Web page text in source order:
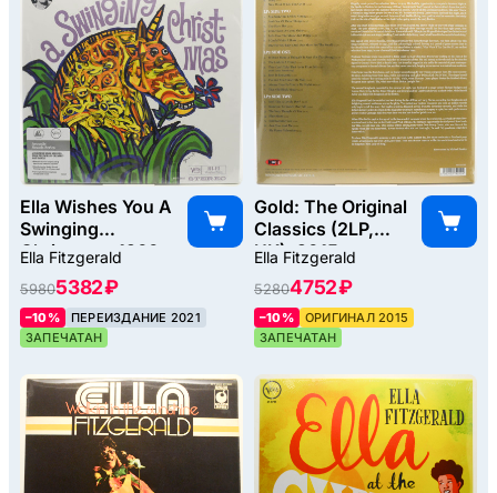
Ella Wishes You A
Swinging
Christmas, 1960
Ella Fitzgerald
59805382 ₽
–10%
ПЕРЕИЗДАНИЕ 2021
ЗАПЕЧАТАН
Gold: The Original
Classics (2LP,
UK), 2015
Ella Fitzgerald
52804752 ₽
–10%
ОРИГИНАЛ 2015
ЗАПЕЧАТАН